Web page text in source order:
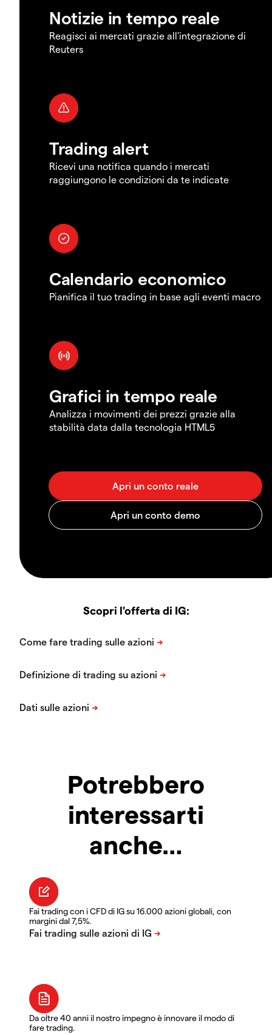
Notizie in tempo reale
Reagisci ai mercati grazie all'integrazione di
Reuters
Trading alert
Ricevi una notifica quando i mercati
raggiungono le condizioni da te indicate
Calendario economico
Pianifica il tuo trading in base agli eventi macro
Grafici in tempo reale
Analizza i movimenti dei prezzi grazie alla
stabilità data dalla tecnologia HTML5
Scopri l'offerta di IG:
Potrebbero
interessarti
anche…
Fai trading con i CFD di IG su 16.000 azioni globali, con
margini dal 7,5%.
Da oltre 40 anni il nostro impegno è innovare il modo di
fare trading.